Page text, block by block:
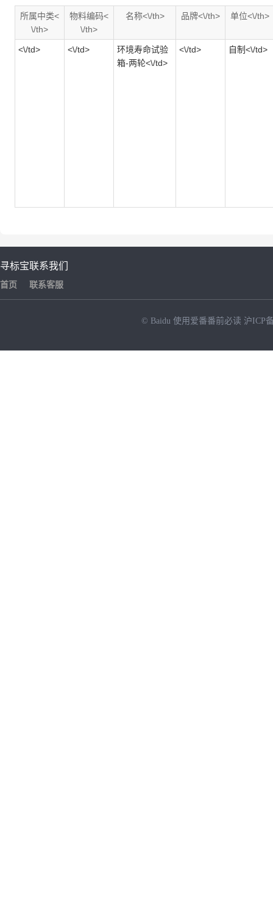
所属中类<
\/th>
物料编码<
\/th>
名称<\/th> 品牌<\/th> 单位<\/th>
<\/td> <\/td>
环境寿命试验
箱-两轮<\/td>
<\/td> 自制<\/td>
寻标宝
首页
联系我们
联系客服
© Baidu 使用爱番番前必读 沪ICP